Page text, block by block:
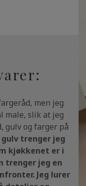
men jeg
male, slik at jeg
gulv og farger på
trenger jeg
kjøkkenet er i
trenger jeg en
Jeg lurer